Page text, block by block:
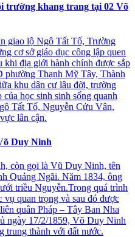
trường khang trang tại 02 Võ
giao lộ Ngô Tất Tố, Trường
cơ sở giáo dục công lập quen
địa giới hành chính được sắp
Thạnh Mỹ Tây, Thành
khu dân cư lâu đời, trường
học sinh sinh sống quanh
Tất Tố, Nguyễn Cửu Vân,
lân cận.
Duy Ninh
còn gọi là Vũ Duy Ninh, tên
Quảng Ngãi. Năm 1834, ông
triều Nguyễn.Trong quá trình
quan trọng và sau đó được
quân Pháp – Tây Ban Nha
ngày 17/2/1859, Võ Duy Ninh
trung thành với đất nước.